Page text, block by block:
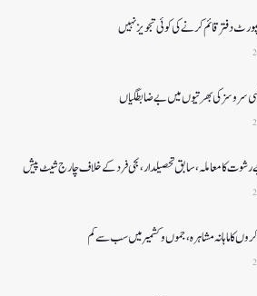
دفتر قائم کرنے کی کوئی تجویز نہیں
سروسزکی بھرتیوں میں بے ضابطگیاں
کا معاملہ،سابق تحصیلدار، نجی فرد کے خلاف چارج شیٹ پیش
کا ماہانہ مشاہرہ، جموں و کشمیر میں سب سے کم